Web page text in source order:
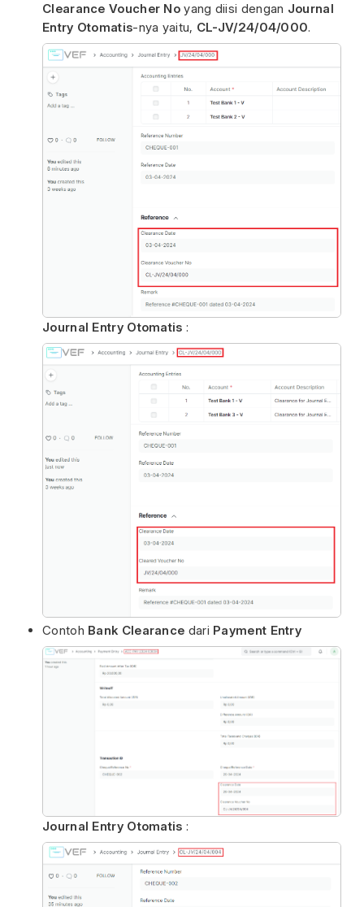
Clearance Voucher No yang diisi dengan Journal
Entry Otomatis-nya yaitu, CL-JV/24/04/000.
Journal Entry Otomatis :
Contoh Bank Clearance dari Payment Entry
Journal Entry Otomatis :